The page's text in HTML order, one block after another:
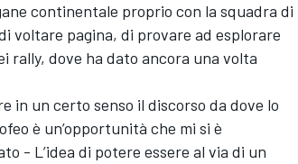
continentale proprio con la squadra di
voltare pagina, di provare ad esplorare
rally, dove ha dato ancora una volta
in un certo senso il discorso da dove lo
è un’opportunità che mi si è
- L’idea di potere essere al via di un